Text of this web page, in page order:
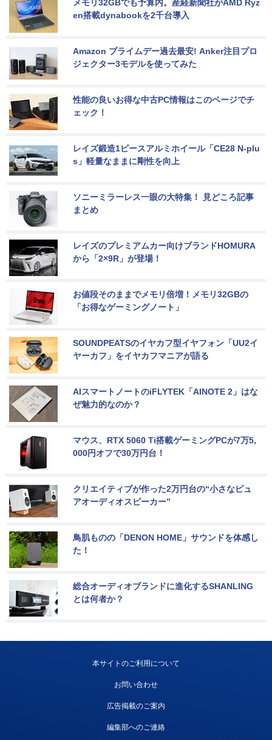
メモリ32GBでも予算内。産経新聞社がAMD Ryz
en搭載dynabookを2千台導入
Amazon プライムデー過去最安! Anker注目プロ
ジェクター3モデルを使ってみた
性能の良いお得な中古PC情報はこのページでチ
ェック！
レイズ鍛造1ピースアルミホイール「CE28 N-plu
s」軽量なままに剛性を向上
ソニーミラーレス一眼の大特集！ 見どころ記事
まとめ
レイズのプレミアムカー向けブランドHOMURA
から「2×9R」が登場！
お値段そのままでメモリ倍増！メモリ32GBの
「お得なゲーミングノート」
SOUNDPEATSのイヤカフ型イヤフォン「UU2イ
ヤーカフ」をイヤカフマニアが語る
AIスマートノートのiFLYTEK「AINOTE 2」はな
ぜ魅力的なのか？
マウス、RTX 5060 Ti搭載ゲーミングPCが7万5,
000円オフで30万円台！
クリエイティブが作った2万円台の“小さなピュ
アオーディオスピーカー”
鳥肌ものの「DENON HOME」サウンドを体感し
た！
総合オーディオブランドに進化するSHANLING
とは何者か？
本サイトのご利用について
お問い合わせ
広告掲載のご案内
編集部へのご連絡